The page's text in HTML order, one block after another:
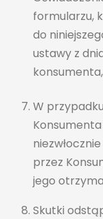
formularzu,
do
ustawy z
W
przez
jego
Skutki